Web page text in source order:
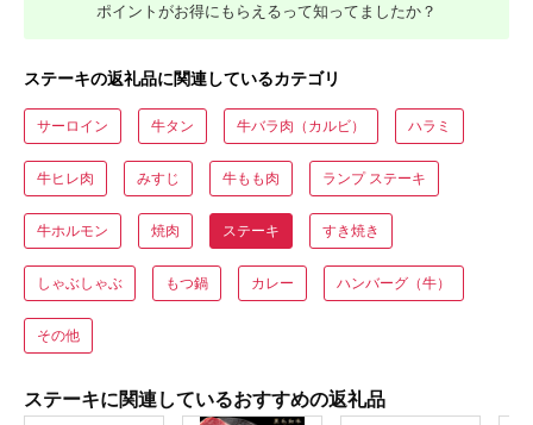
ポイントがお得にもらえるって知ってましたか？
ステーキの返礼品に関連しているカテゴリ
サーロイン 牛タン 牛バラ肉（カルビ） ハラミ
牛ヒレ肉 みすじ 牛もも肉 ランプ ステーキ
牛ホルモン 焼肉 ステーキ すき焼き
しゃぶしゃぶ もつ鍋 カレー ハンバーグ（牛）
その他
ステーキに関連しているおすすめの返礼品